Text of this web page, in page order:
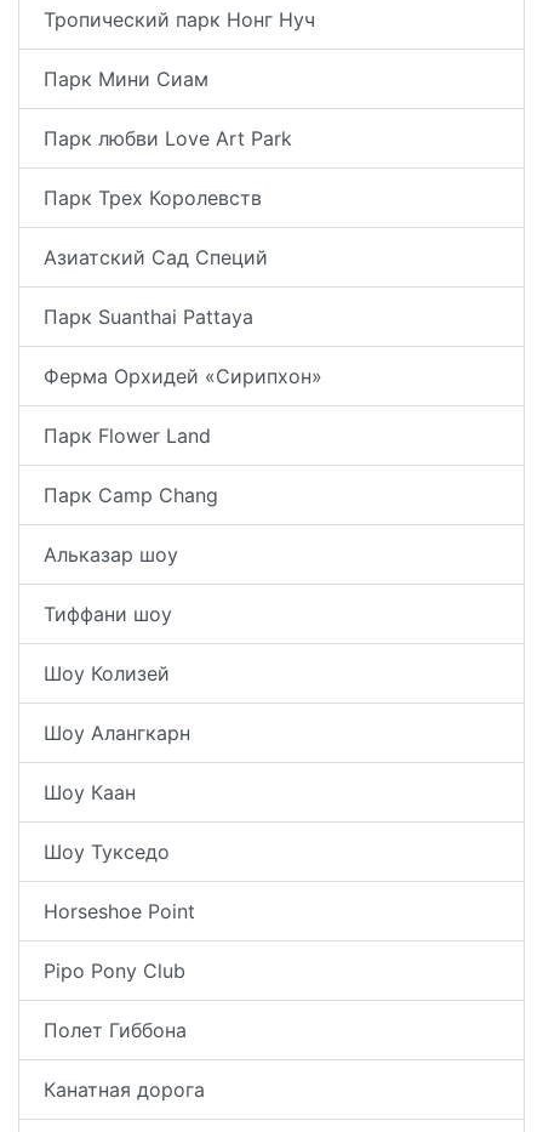
Тропический парк Нонг Нуч
Парк Мини Сиам
Парк любви Love Art Park
Парк Трех Королевств
Азиатский Сад Специй
Парк Suanthai Pattaya
Ферма Орхидей «Сирипхон»
Парк Flower Land
Парк Camp Chang
Альказар шоу
Тиффани шоу
Шоу Колизей
Шоу Алангкарн
Шоу Каан
Шоу Тукседо
Horseshoe Point
Pipo Pony Club
Полет Гиббона
Канатная дорога